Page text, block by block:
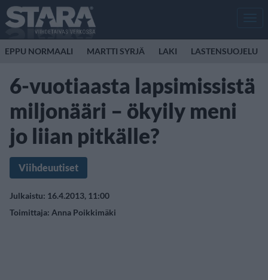
EPPU NORMAALI MARTTI SYRJÄ LAKI LASTENSUOJELU
6-vuotiaasta lapsimissistä
miljonääri – ökyily meni
jo liian pitkälle?
Viihdeuutiset
Julkaistu: 16.4.2013, 11:00
Toimittaja: Anna Poikkimäki